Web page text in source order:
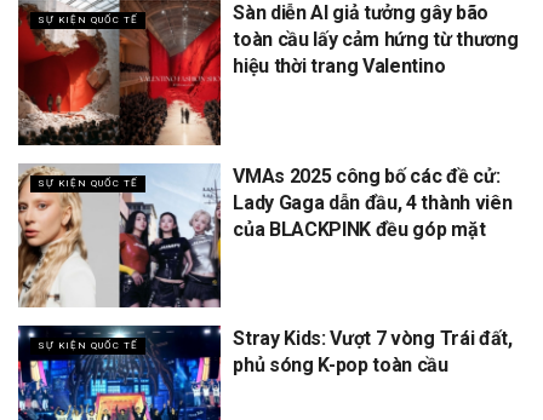
SỰ KIỆN QUỐC TẾ
Sàn diễn AI giả tưởng gây bão
toàn cầu lấy cảm hứng từ thương
hiệu thời trang Valentino
SỰ KIỆN QUỐC TẾ
VMAs 2025 công bố các đề cử:
Lady Gaga dẫn đầu, 4 thành viên
của BLACKPINK đều góp mặt
SỰ KIỆN QUỐC TẾ
Stray Kids: Vượt 7 vòng Trái đất,
phủ sóng K-pop toàn cầu